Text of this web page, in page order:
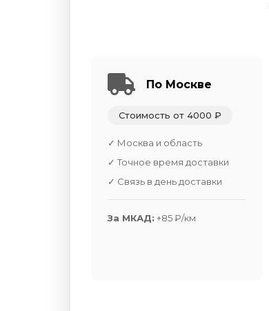
По Москве
Стоимость от 4000 ₽
✓ Москва и область
✓ Точное время доставки
✓ Связь в день доставки
За МКАД: +85 ₽/км